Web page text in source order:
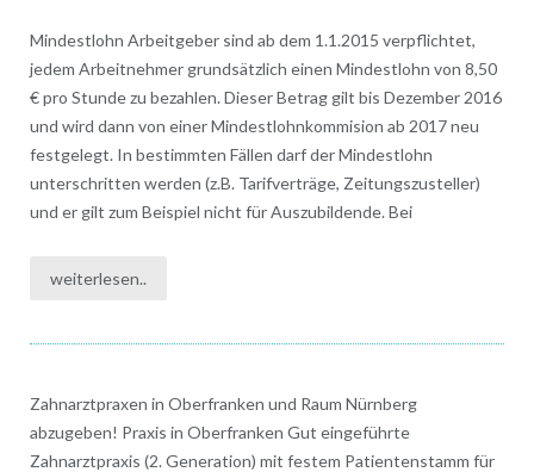
Mindestlohn Arbeitgeber sind ab dem 1.1.2015 verpflichtet,
jedem Arbeitnehmer grundsätzlich einen Mindestlohn von 8,50
€ pro Stunde zu bezahlen. Dieser Betrag gilt bis Dezember 2016
und wird dann von einer Mindestlohnkommision ab 2017 neu
festgelegt. In bestimmten Fällen darf der Mindestlohn
unterschritten werden (z.B. Tarifverträge, Zeitungszusteller)
und er gilt zum Beispiel nicht für Auszubildende. Bei
weiterlesen..
Zahnarztpraxen in Oberfranken und Raum Nürnberg
abzugeben! Praxis in Oberfranken Gut eingeführte
Zahnarztpraxis (2. Generation) mit festem Patientenstamm für